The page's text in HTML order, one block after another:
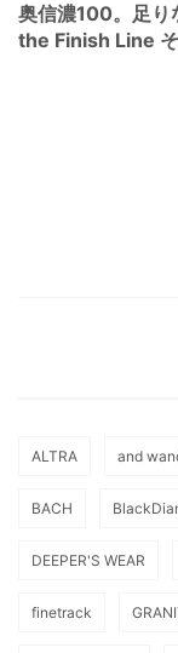
奥信濃100。足
the Finish Line
ALTRA and
BACH
DEEPER'S WEAR
finetrack